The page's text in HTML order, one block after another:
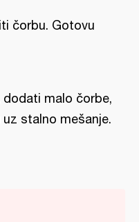
čorbu. Gotovu
malo čorbe,
stalno mešanje.